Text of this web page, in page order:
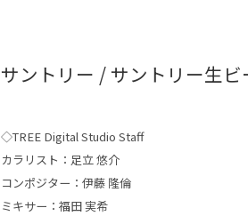
サントリー / サントリー生
◇TREE Digital Studio Staff
カラリスト：足立 悠介
コンポジター：伊藤 隆倫
ミキサー：福田 実希